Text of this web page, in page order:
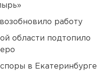
работу
области подтопило
в Екатеринбурге